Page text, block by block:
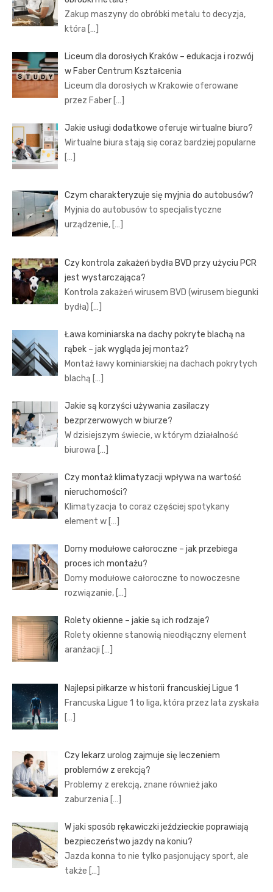
Zakup maszyny do obróbki metalu to decyzja,
która […]
Liceum dla dorosłych Kraków – edukacja i rozwój
w Faber Centrum Kształcenia
Liceum dla dorosłych w Krakowie oferowane
przez Faber […]
Jakie usługi dodatkowe oferuje wirtualne biuro?
Wirtualne biura stają się coraz bardziej popularne
[…]
Czym charakteryzuje się myjnia do autobusów?
Myjnia do autobusów to specjalistyczne
urządzenie, […]
Czy kontrola zakażeń bydła BVD przy użyciu PCR
jest wystarczająca?
Kontrola zakażeń wirusem BVD (wirusem biegunki
bydła) […]
Ława kominiarska na dachy pokryte blachą na
rąbek – jak wygląda jej montaż?
Montaż ławy kominiarskiej na dachach pokrytych
blachą […]
Jakie są korzyści używania zasilaczy
bezprzerwowych w biurze?
W dzisiejszym świecie, w którym działalność
biurowa […]
Czy montaż klimatyzacji wpływa na wartość
nieruchomości?
Klimatyzacja to coraz częściej spotykany
element w […]
Domy modułowe całoroczne – jak przebiega
proces ich montażu?
Domy modułowe całoroczne to nowoczesne
rozwiązanie, […]
Rolety okienne – jakie są ich rodzaje?
Rolety okienne stanowią nieodłączny element
aranżacji […]
Najlepsi piłkarze w historii francuskiej Ligue 1
Francuska Ligue 1 to liga, która przez lata zyskała
[…]
Czy lekarz urolog zajmuje się leczeniem
problemów z erekcją?
Problemy z erekcją, znane również jako
zaburzenia […]
W jaki sposób rękawiczki jeździeckie poprawiają
bezpieczeństwo jazdy na koniu?
Jazda konna to nie tylko pasjonujący sport, ale
także […]